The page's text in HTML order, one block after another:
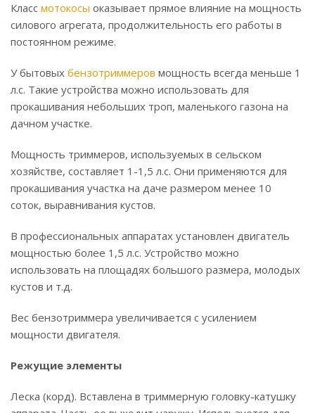
Класс мотокосы оказывает прямое влияние на мощность
силового агрегата, продолжительность его работы в
постоянном режиме.
У бытовых бензотриммеров мощность всегда меньше 1
л.с. Такие устройства можно использовать для
прокашивания небольших троп, маленького газона на
дачном участке.
Мощность триммеров, используемых в сельском
хозяйстве, составляет 1-1,5 л.с. Они применяются для
прокашивания участка на даче размером менее 10
соток, выравнивания кустов.
В профессиональных аппаратах установлен двигатель
мощностью более 1,5 л.с. Устройство можно
использовать на площадях большого размера, молодых
кустов и т.д.
Вес бензотриммера увеличивается с усилением
мощности двигателя.
Режущие элементы
Леска (корд). Вставлена в триммерную головку-катушку